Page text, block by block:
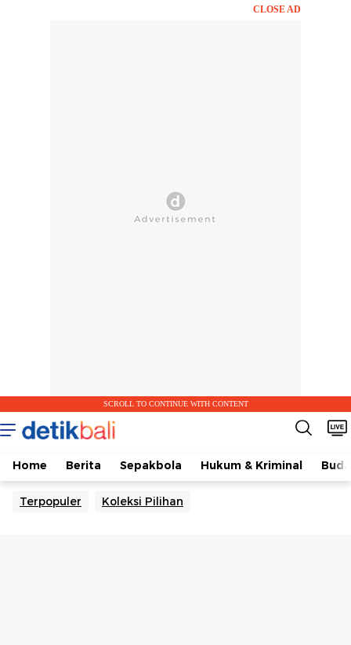
CLOSE AD
SCROLL TO CONTINUE WITH CONTENT
Home Berita Sepakbola Hukum & Kriminal
Terpopuler Koleksi Pilihan